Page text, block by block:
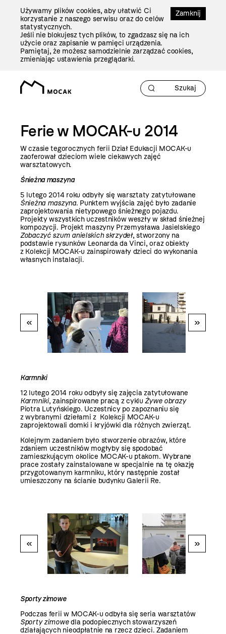
Zamknij
Używamy plików cookies, aby ułatwić Ci
korzystanie z naszego serwisu oraz do celów
statystycznych.
Jeśli nie blokujesz tych plików, to zgadzasz się na ich
użycie oraz zapisanie w pamięci urządzenia.
Pamiętaj, że możesz samodzielnie zarządzać cookies,
zmieniając ustawienia przeglądarki.
Ferie w MOCAK-u 2014
W czasie tegorocznych ferii Dział Edukacji MOCAK-u
zaoferował dzieciom wiele ciekawych zajęć
warsztatowych.
Śnieżna maszyna
5 lutego 2014 roku odbyły się warsztaty zatytułowane
Śnieżna maszyna. Punktem wyjścia zajęć było zadanie
zaprojektowania nietypowego śnieżnego pojazdu.
Projekty wszystkich uczestników weszły w skład śnieżnej
kompozycji. Projekt maszyny Przemysława Jasielskiego
Zobaczyć szum anielskich skrzydeł, stworzony na
podstawie rysunków Leonarda da Vinci, oraz obiekty
z Kolekcji MOCAK-u zainspirowały dzieci do wykonania
własnych instalacji.
« »
Karmniki
12 lutego 2014 rokuodbyły się zajęcia zatytułowane
Karmniki, zainspirowane pracą z cykluŻywe obrazy
Piotra Lutyńskiego. Uczestnicy po zapoznaniu się
z wybranymi dziełami z Kolekcji MOCAK-u
zaprojektowali domki i kryjówki dla różnych zwierząt.
Kolejnym zadaniem było stworzenie obrazów, które
zdaniem uczestników mogłyby się spodobać
zamieszkującym okolice MOCAK-u ptakom. Wybrane
prace zostały zainstalowane w specjalnie na tę okazję
przygotowanym karmniku, który następnie został
umieszczony na ścianie budynku Galerii Re.
« »
Sporty zimowe
Podczas ferii w MOCAK-u odbyła się seria warsztatów
Sporty zimowedla podopiecznych stowarzyszeń
działających nieodpłatnie na rzecz dzieci. Zadaniem